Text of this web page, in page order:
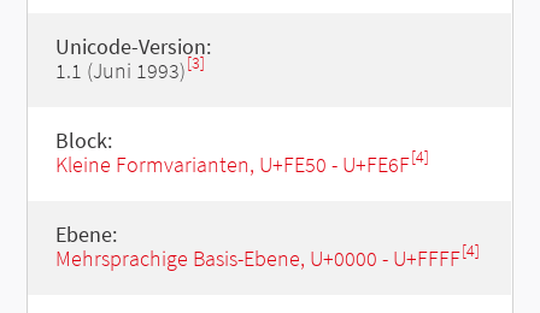
Unicode-Version:
1.1 (Juni 1993)[3]
Block:
Kleine Formvarianten, U+FE50 - U+FE6F[4]
Ebene:
Mehrsprachige Basis-Ebene, U+0000 - U+FFFF[4]